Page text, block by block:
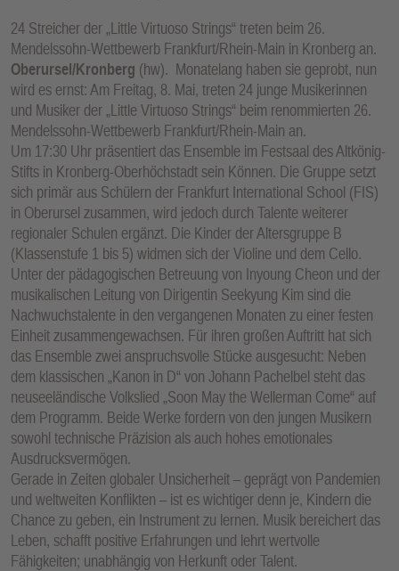
24 Streicher der „Little Virtuoso Strings“ treten beim 26.
Mendelssohn-Wettbewerb Frankfurt/Rhein-Main in Kronberg an.
Oberursel/Kronberg (hw). Monatelang haben sie geprobt, nun
wird es ernst: Am Freitag, 8. Mai, treten 24 junge Musikerinnen
und Musiker der „Little Virtuoso Strings“ beim renommierten 26.
Mendelssohn-Wettbewerb Frankfurt/Rhein-Main an.
Um 17:30 Uhr präsentiert das Ensemble im Festsaal des Altkönig-
Stifts in Kronberg-Oberhöchstadt sein Können. Die Gruppe setzt
sich primär aus Schülern der Frankfurt International School (FIS)
in Oberursel zusammen, wird jedoch durch Talente weiterer
regionaler Schulen ergänzt. Die Kinder der Altersgruppe B
(Klassenstufe 1 bis 5) widmen sich der Violine und dem Cello.
Unter der pädagogischen Betreuung von Inyoung Cheon und der
musikalischen Leitung von Dirigentin Seekyung Kim sind die
Nachwuchstalente in den vergangenen Monaten zu einer festen
Einheit zusammengewachsen. Für ihren großen Auftritt hat sich
das Ensemble zwei anspruchsvolle Stücke ausgesucht: Neben
dem klassischen „Kanon in D“ von Johann Pachelbel steht das
neuseeländische Volkslied „Soon May the Wellerman Come“ auf
dem Programm. Beide Werke fordern von den jungen Musikern
sowohl technische Präzision als auch hohes emotionales
Ausdrucksvermögen.
Gerade in Zeiten globaler Unsicherheit – geprägt von Pandemien
und weltweiten Konflikten – ist es wichtiger denn je, Kindern die
Chance zu geben, ein Instrument zu lernen. Musik bereichert das
Leben, schafft positive Erfahrungen und lehrt wertvolle
Fähigkeiten; unabhängig von Herkunft oder Talent.